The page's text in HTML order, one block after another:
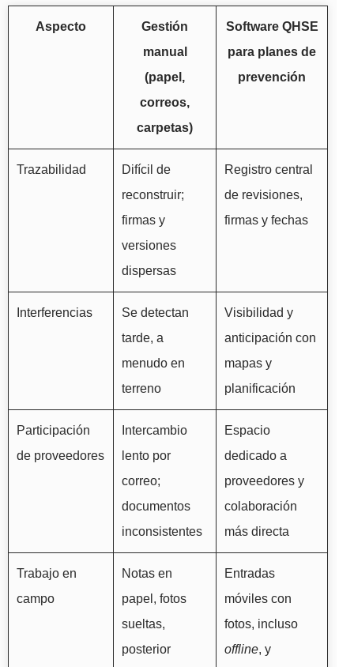
Aspecto
Gestión
manual
(papel,
correos,
carpetas)
Software QHSE
para planes de
prevención
Trazabilidad
Difícil de
reconstruir;
firmas y
versiones
dispersas
Registro central
de revisiones,
firmas y fechas
Interferencias
Se detectan
tarde, a
menudo en
terreno
Visibilidad y
anticipación con
mapas y
planificación
Participación
de proveedores
Intercambio
lento por
correo;
documentos
inconsistentes
Espacio
dedicado a
proveedores y
colaboración
más directa
Trabajo en
campo
Notas en
papel, fotos
sueltas,
posterior
Entradas
móviles con
fotos, incluso
offline, y